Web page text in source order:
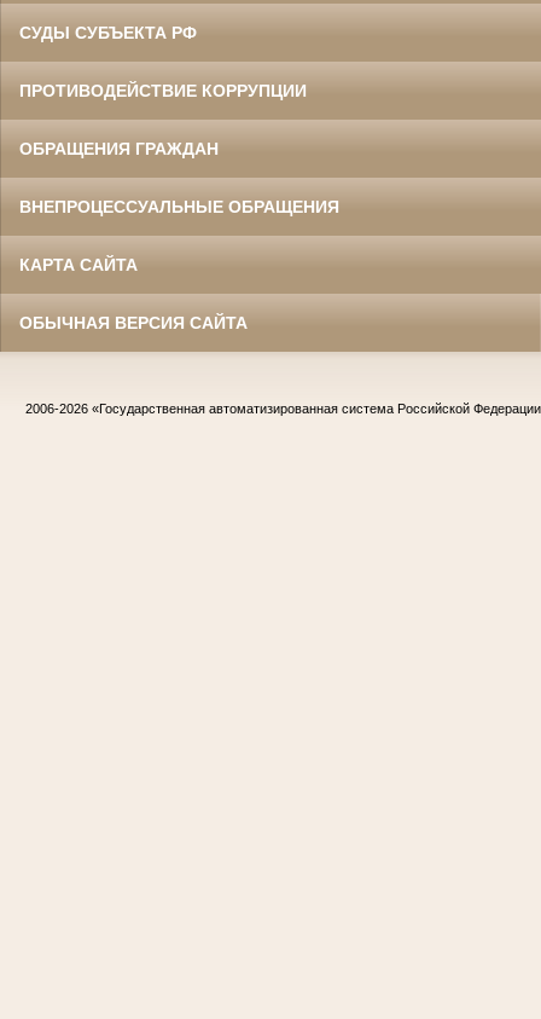
СУДЫ СУБЪЕКТА РФ
ПРОТИВОДЕЙСТВИЕ КОРРУПЦИИ
ОБРАЩЕНИЯ ГРАЖДАН
ВНЕПРОЦЕССУАЛЬНЫЕ ОБРАЩЕНИЯ
КАРТА САЙТА
ОБЫЧНАЯ ВЕРСИЯ САЙТА
2006-2026 «Государственная автоматизированная система Российской